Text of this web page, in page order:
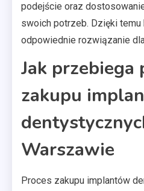
podejście oraz
swoich potrzeb. Dzięki
odpowiednie rozwiązanie
Jak przebiega
zakupu
Warszawie
Proces zakupu implantów